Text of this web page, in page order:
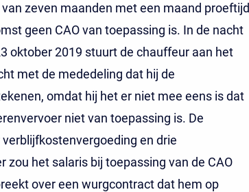
zeven maanden met een maand proeftijd
geen CAO van toepassing is. In de nacht
oktober 2019 stuurt de chauffeur aan het
met de mededeling dat hij de
omdat hij het er niet mee eens is dat
niet van toepassing is. De
en drie
zou het salaris bij toepassing van de CAO
over een wurgcontract dat hem op